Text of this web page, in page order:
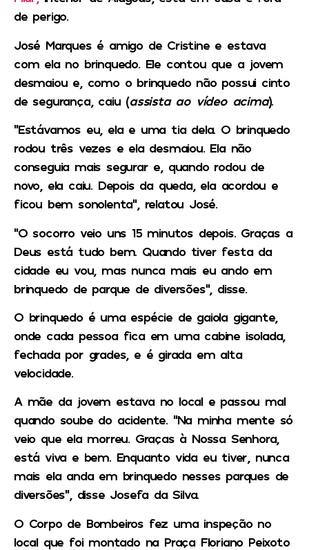
de perigo.
José Marques é amigo de Cristine e estava
com ela no brinquedo. Ele contou que a jovem
desmaiou e, como o brinquedo não possui cinto
de segurança, caiu(assista ao vídeo acima).
“Estávamos eu, ela e uma tia dela. O brinquedo
rodou três vezes e ela desmaiou. Ela não
conseguia mais segurar e, quando rodou de
novo, ela caiu. Depois da queda, ela acordou e
ficou bem sonolenta”, relatou José.
“O socorro veio uns 15 minutos depois. Graças a
Deus está tudo bem. Quando tiver festa da
cidade eu vou, mas nunca mais eu ando em
brinquedo de parque de diversões”, disse.
O brinquedo é uma espécie de gaiola gigante,
onde cada pessoa fica em uma cabine isolada,
fechada por grades, e é girada em alta
velocidade.
A mãe da jovem estava no local e passou mal
quando soube do acidente. “Na minha mente só
veio que ela morreu. Graças à Nossa Senhora,
está viva e bem. Enquanto vida eu tiver, nunca
mais ela anda em brinquedo nesses parques de
diversões”, disse Josefa da Silva.
O Corpo de Bombeiros fez uma inspeção no
local que foi montado na Praça Floriano Peixoto